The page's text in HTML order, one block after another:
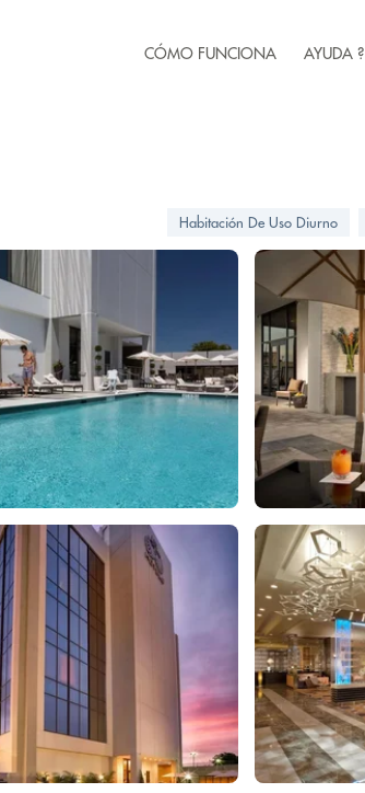
CÓMO FUNCIONA AYUDA ?
Habitación De Uso Diurno